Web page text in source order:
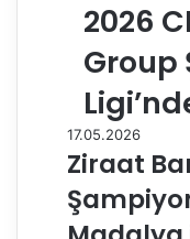
2026
Group
17.05.2026
Ziraat